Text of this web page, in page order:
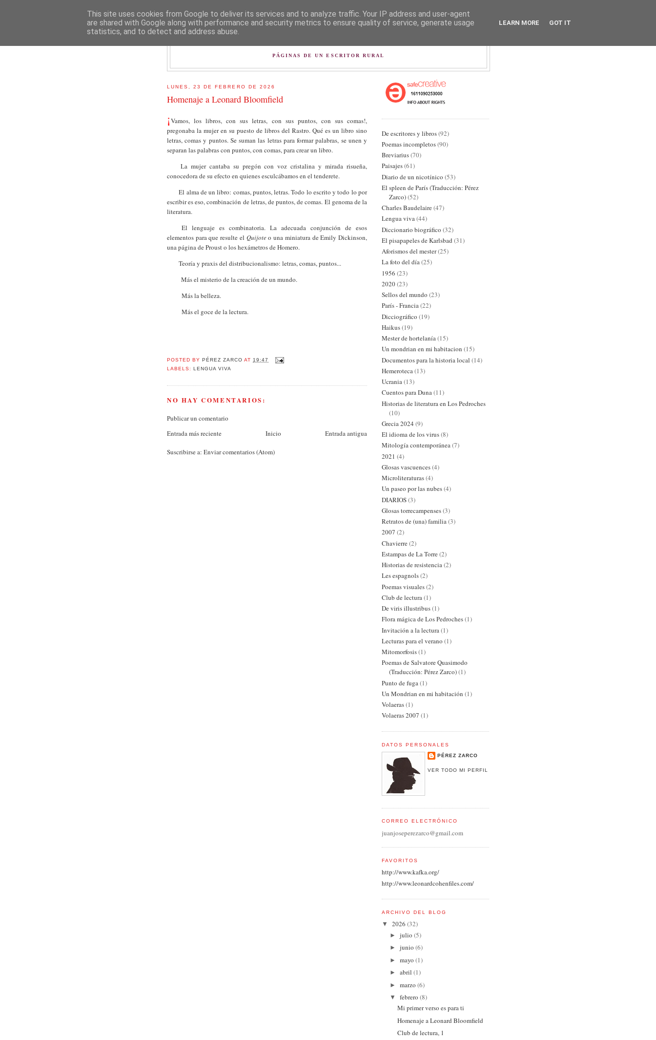
PÁGINAS DE UN ESCRITOR RURAL
LUNES, 23 DE FEBRERO DE 2026
Homenaje a Leonard Bloomfield
¡Vamos, los libros, con sus letras, con sus puntos, con sus comas!,
pregonaba la mujer en su puesto de libros del Rastro. Qué es un libro sino
letras, comas y puntos. Se suman las letras para formar palabras, se unen y
separan las palabras con puntos, con comas, para crear un libro.
La mujer cantaba su pregón con voz cristalina y mirada risueña,
conocedora de su efecto en quienes esculcábamos en el tenderete.
El alma de un libro: comas, puntos, letras. Todo lo escrito y todo lo por
escribir es eso, combinación de letras, de puntos, de comas. El genoma de la
literatura.
El lenguaje es combinatoria. La adecuada conjunción de esos
elementos para que resulte el Quijoteo una miniatura de Emily Dickinson,
una página de Proust o los hexámetros de Homero.
Teoría y praxis del distribucionalismo: letras, comas, puntos...
Más el misterio de la creación de un mundo.
Más la belleza.
Más el goce de la lectura.
POSTED BY PÉREZ ZARCO AT19:47
LABELS:LENGUA VIVA
NO HAY COMENTARIOS:
Publicar un comentario
Entrada más reciente
Entrada antigua
Inicio
Suscribirse a: Enviar comentarios (Atom)
De escritores y libros(92)
Poemas incompletos(90)
Breviarius(70)
Paisajes(61)
Diario de un nicotínico (53)
El spleen de París (Traducción: Pérez
Zarco)(52)
Charles Baudelaire(47)
Lengua viva(44)
Diccionario biográfico (32)
El pisapapeles de Karlsbad (31)
Aforismos del mester(25)
La foto del día(25)
1956 (23)
2020(23)
Sellos del mundo (23)
París - Francia(22)
Dicciográfico (19)
Haikus(19)
Mester de hortelanía(15)
Un mondrian en mi habitacion (15)
Documentos para la historia local (14)
Hemeroteca(13)
Ucrania(13)
Cuentos para Duna(11)
Historias de literatura en Los Pedroches
(10)
Grecia 2024 (9)
El idioma de los virus(8)
Mitología contemporánea(7)
2021 (4)
Glosas vascuences(4)
Microliteraturas(4)
Un paseo por las nubes(4)
DIARIOS(3)
Glosas torrecampenses(3)
Retratos de (una) familia(3)
2007 (2)
Chavierre(2)
Estampas de La Torre(2)
Historias de resistencia(2)
Les espagnols(2)
Poemas visuales(2)
Club de lectura(1)
De viris illustribus(1)
Flora mágica de Los Pedroches(1)
Invitación a la lectura (1)
Lecturas para el verano (1)
Mitomorfosis(1)
Poemas de Salvatore Quasimodo
(Traducción: Pérez Zarco)(1)
Punto de fuga (1)
Un Mondrian en mi habitación (1)
Volaeras(1)
Volaeras 2007 (1)
DATOS PERSONALES
PÉREZ ZARCO
VER TODO MI PERFIL
CORREO ELECTRÓNICO
juanjoseperezarco@gmail.com
FAVORITOS
http://www.kafka.org/
http://www.leonardcohenfiles.com/
ARCHIVO DEL BLOG
▼ 2026 (32)
► julio (5)
► junio (6)
► mayo (1)
► abril (1)
► marzo (6)
▼ febrero (8)
Mi primer verso es para ti
Homenaje a Leonard Bloomfield
Club de lectura, 1
This site uses cookies from Google to deliver its services and to analyze traffic. Your IP address and user-agent
are shared with Google along with performance and security metrics to ensure quality of service, generate usage
statistics, and to detect and address abuse.
LEARN MORE GOT IT